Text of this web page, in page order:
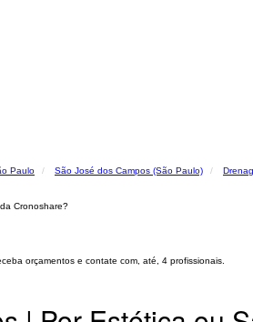
Paulo São José dos Campos (São Paulo)
Cronoshare?
orçamentos e contate com, até, 4 profissionais.